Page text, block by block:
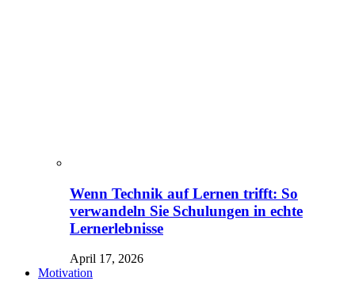
Wenn Technik auf Lernen trifft: So
verwandeln Sie Schulungen in echte
Lernerlebnisse
April 17, 2026
Motivation